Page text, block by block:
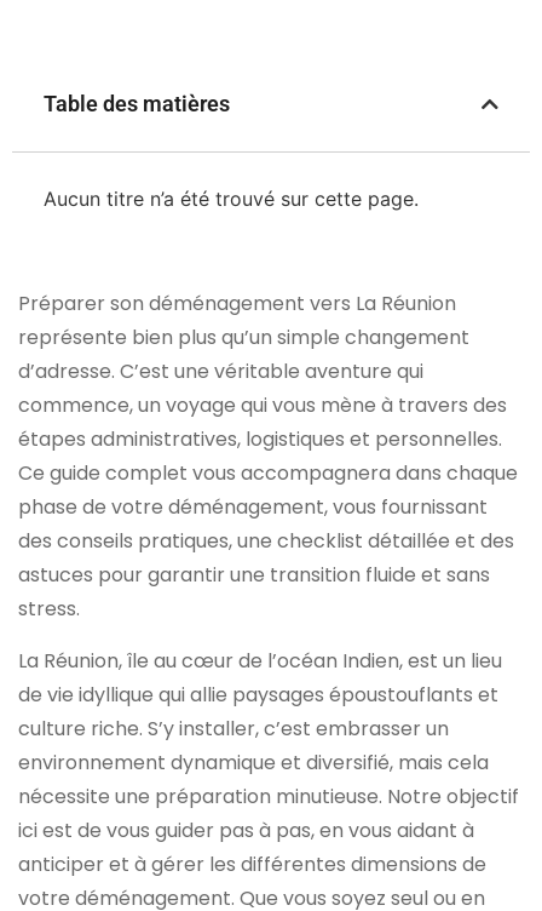
Table des matières
Aucun titre n’a été trouvé sur cette page.
Préparer son déménagement vers La Réunion
représente bien plus qu’un simple changement
d’adresse. C’est une véritable aventure qui
commence, un voyage qui vous mène à travers des
étapes administratives, logistiques et personnelles.
Ce guide complet vous accompagnera dans chaque
phase de votre déménagement, vous fournissant
des conseils pratiques, une checklist détaillée et des
astuces pour garantir une transition fluide et sans
stress.
La Réunion, île au cœur de l’océan Indien, est un lieu
de vie idyllique qui allie paysages époustouflants et
culture riche. S’y installer, c’est embrasser un
environnement dynamique et diversifié, mais cela
nécessite une préparation minutieuse. Notre objectif
ici est de vous guider pas à pas, en vous aidant à
anticiper et à gérer les différentes dimensions de
votre déménagement. Que vous soyez seul ou en